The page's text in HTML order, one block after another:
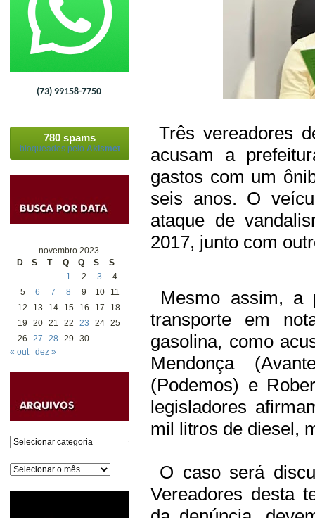
(73) 99158-7750
780 spams
bloqueados pelo Akismet
novembro 2023
D
S T Q Q S
S
1
2 3
4
5
6 7 8 9 10
11
12
13 14 15 16 17
18
19
20 21 22 23 24 25
26
27 28 29
30
« out
dez »
Categorias
Arquivos
Três vereadores
acusam a
gastos com um
seis anos. O
ataque de
2017, junto com
Mesmo assim, a
transporte em
gasolina, como
Mendonça
(Podemos) e
legisladores
mil litros de diesel,
O caso será
Vereadores desta